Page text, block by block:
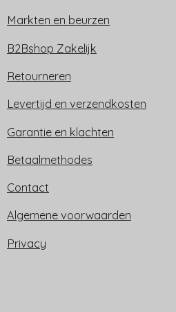
Markten en beurzen
B2Bshop Zakelijk
Retourneren
Levertijd en verzendkosten
Garantie en klachten
Betaalmethodes
Contact
Algemene voorwaarden
Privacy